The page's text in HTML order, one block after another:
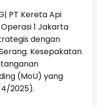
PT Kereta Api
1 Jakarta
dengan
Kesepakatan
(MoU) yang
2025).